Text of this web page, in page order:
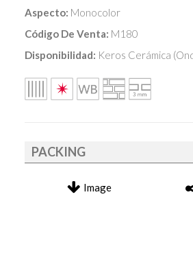
Aspecto: Monocolor
Código De Venta: M180
Disponibilidad: Keros Cerámica
PACKING
Image